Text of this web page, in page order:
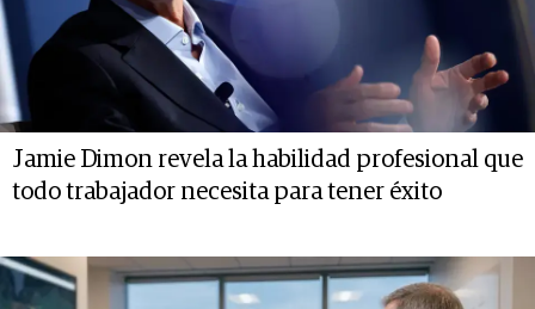
Jamie Dimon revela la habilidad profesional que
todo trabajador necesita para tener éxito